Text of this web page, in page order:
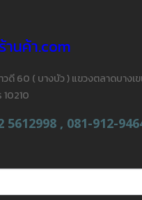
านค้า.com
ดี 60 ( บางบัว ) แขวงตลาดบางเ
5612998 , 081-912-